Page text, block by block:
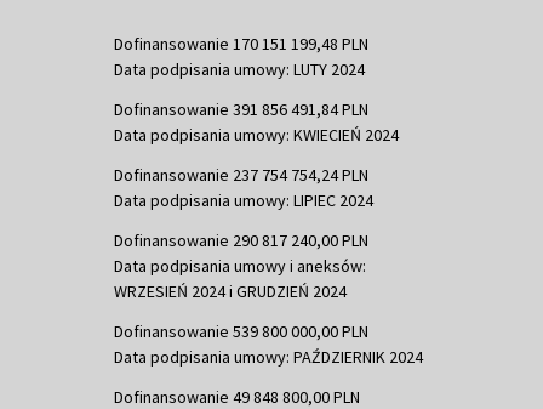
Dofinansowanie 170 151 199,48 PLN
Data podpisania umowy: LUTY 2024
Dofinansowanie 391 856 491,84 PLN
Data podpisania umowy: KWIECIEŃ 2024
Dofinansowanie 237 754 754,24 PLN
Data podpisania umowy: LIPIEC 2024
Dofinansowanie 290 817 240,00 PLN
Data podpisania umowy i aneksów:
WRZESIEŃ 2024 i GRUDZIEŃ 2024
Dofinansowanie 539 800 000,00 PLN
Data podpisania umowy: PAŹDZIERNIK 2024
Dofinansowanie 49 848 800,00 PLN